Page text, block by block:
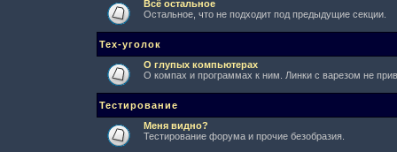
Всё остальное
Остальное, что не подходит под предыдущие секции.
Тех-уголок
О глупых компьютерах
О компах и программах к ним. Линки с варезом не
Тестирование
Меня видно?
Тестирование форума и прочие безобразия.